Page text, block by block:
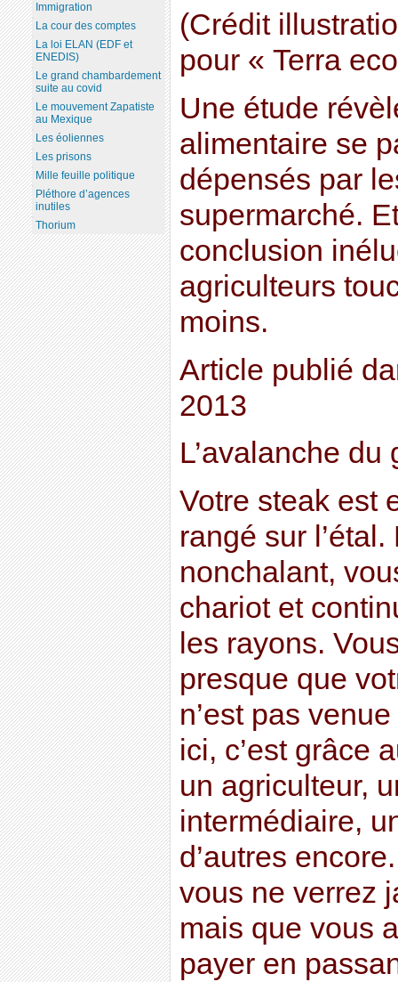
(Crédit
pour « Terra
Une étude
alimentaire se
dépensés par
supermarché.
conclusion
agriculteurs
moins.
Article publié
2013
L’avalanche du
Votre steak est
rangé sur l’étal.
nonchalant,
chariot et
les rayons.
presque que
n’est pas
ici, c’est grâce
un agriculteur,
intermédiaire,
d’autres
vous ne verrez
mais que vous
payer en
Immigration
La cour des comptes
La loi ELAN (EDF et
ENEDIS)
Le grand chambardement
suite au covid
Le mouvement Zapatiste
au Mexique
Les éoliennes
Les prisons
Mille feuille politique
Pléthore d’agences
inutiles
Thorium